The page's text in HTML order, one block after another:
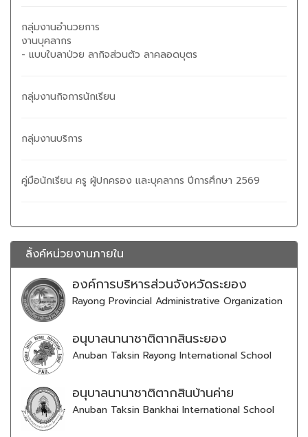
กลุ่มงานอำนวยการ
งานบุคลากร
- แบบใบลาป่วย ลากิจส่วนตัว ลาคลอดบุตร
กลุ่มงานกิจการนักเรียน
กลุ่มงานบริการ
คู่มือนักเรียน ครู ผูัปกครอง และบุคลากร ปีการศึกษา 2569
ลิ้งค์หน่วยงานภายใน
องค์การบริหารส่วนจังหวัดระยอง
Rayong Provincial Administrative Organization
อนุบาลนานาชาติตากสินระยอง
Anuban Taksin Rayong International School
อนุบาลนานาชาติตากสินบ้านค่าย
Anuban Taksin Bankhai International School